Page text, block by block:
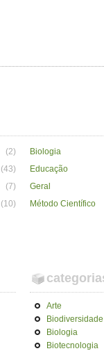
(2)
Biologia
(43)
Educação
(7)
Geral
(10)
Método Científico
Arte
Biodiversidade
Biologia
Biotecnologia